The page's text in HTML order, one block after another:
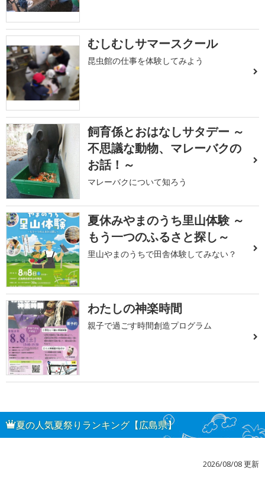
むしむしサマースクール
昆虫館の仕事を体験してみよう
飼育係とおはなしサタデー ～
不思議な動物、マレーバクの
お話！～
マレーバクについて知ろう
夏休みやまのうち里山体験 ～
もう一つのふるさと探し～
里山やまのうちで田舎体験してみない？
わたしの神楽時間
親子で過ごす時間創造プログラム
夏の人気夏祭りランキング【広島県】
2026/08/08 更新